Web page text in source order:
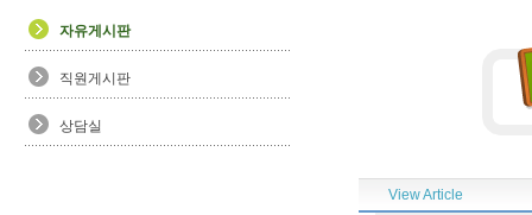
자유게시판
직원게시판
상담실
View Article